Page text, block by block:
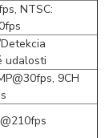
NTSC:
udalosti
9CH